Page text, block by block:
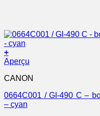
+
Aperçu
CANON
0664C001 / GI-490 C –
– cyan